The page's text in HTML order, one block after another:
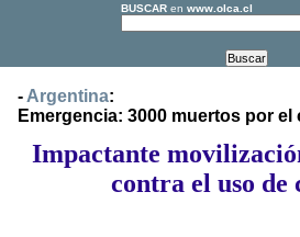
BUSCAR en www.olca.cl
- Argentina:
Emergencia: 3000 muertos por
Impactante
contra el uso de